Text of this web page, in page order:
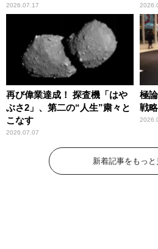
2026.07.17
再び偉業達成！ 探査機「はや
ぶさ2」、第二の“人生”粛々と
こなす
2026.07.07
極
戦
新着記事をもっと